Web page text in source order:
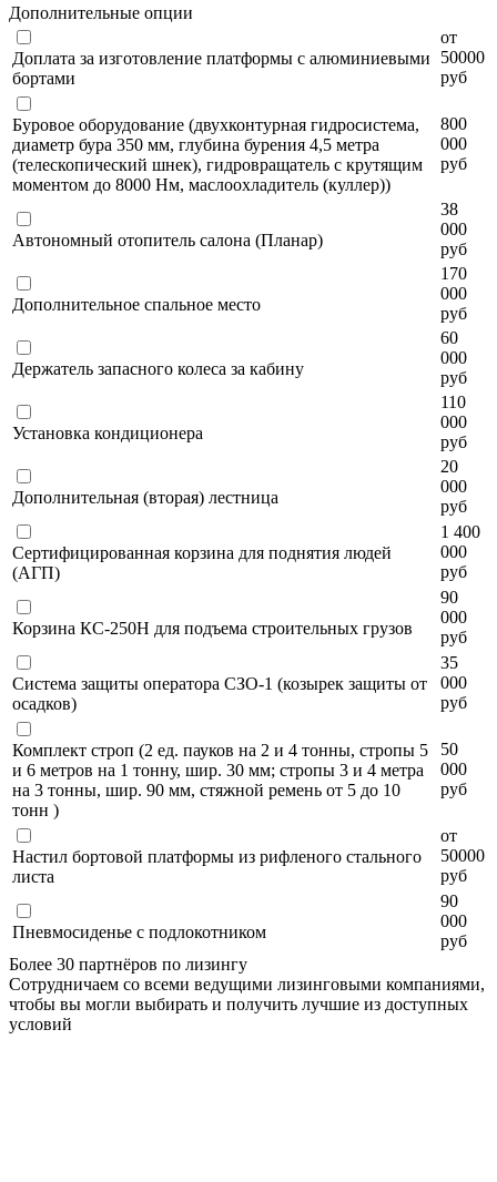
Дополнительные опции
Доплата за изготовление платформы с алюминиевыми
бортами
от
50000
руб
Буровое оборудование (двухконтурная гидросистема,
диаметр бура 350 мм, глубина бурения 4,5 метра
(телескопический шнек), гидровращатель с крутящим
моментом до 8000 Нм, маслоохладитель (куллер))
800
000
руб
Автономный отопитель салона (Планар)
38
000
руб
Дополнительное спальное место
170
000
руб
Держатель запасного колеса за кабину
60
000
руб
Установка кондиционера
110
000
руб
Дополнительная (вторая) лестница
20
000
руб
Сертифицированная корзина для поднятия людей
(АГП)
1 400
000
руб
Корзина КС-250Н для подъема строительных грузов
90
000
руб
Система защиты оператора СЗО-1 (козырек защиты от
осадков)
35
000
руб
Комплект строп (2 ед. пауков на 2 и 4 тонны, стропы 5
и 6 метров на 1 тонну, шир. 30 мм; стропы 3 и 4 метра
на 3 тонны, шир. 90 мм, стяжной ремень от 5 до 10
тонн )
50
000
руб
Настил бортовой платформы из рифленого стального
листа
от
50000
руб
Пневмосиденье с подлокотником
90
000
руб
Более 30 партнёров по лизингу
Сотрудничаем со всеми ведущими лизинговыми компаниями,
чтобы вы могли выбирать и получить лучшие из доступных
условий